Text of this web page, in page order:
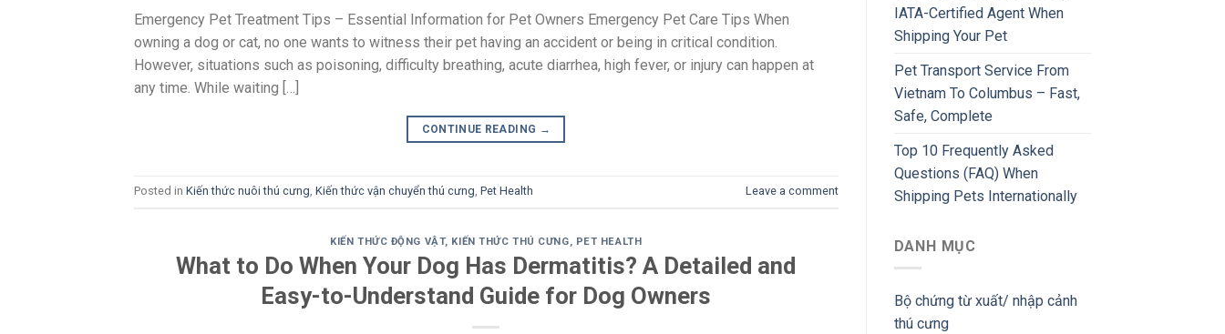
Emergency Pet Treatment Tips – Essential Information for Pet Owners Emergency Pet Care Tips When
owning a dog or cat, no one wants to witness their pet having an accident or being in critical condition.
However, situations such as poisoning, difficulty breathing, acute diarrhea, high fever, or injury can happen at
any time. While waiting […]
CONTINUE READING →
Posted in Kiến thức nuôi thú cưng, Kiến thức vận chuyển thú cưng, Pet Health Leave a comment
KIẾN THỨC ĐỘNG VẬT, KIẾN THỨC THÚ CƯNG, PET HEALTH
What to Do When Your Dog Has Dermatitis? A Detailed and
Easy-to-Understand Guide for Dog Owners
IATA-Certified Agent When
Shipping Your Pet
Pet Transport Service From
Vietnam To Columbus – Fast,
Safe, Complete
Top 10 Frequently Asked
Questions (FAQ) When
Shipping Pets Internationally
DANH MỤC
Bộ chứng từ xuất/ nhập cảnh
thú cưng